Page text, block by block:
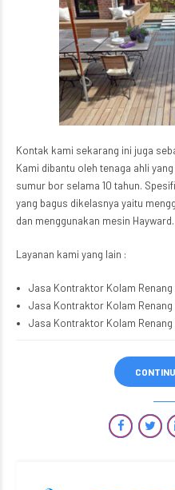
Kontak kami sekarang ini juga
Kami dibantu oleh tenaga ahli
sumur bor selama 10 tahun.
yang bagus dikelasnya yaitu
dan menggunakan mesin Hayward.
Layanan kami yang lain :
Jasa Kontraktor Kolam
Jasa Kontraktor Kolam
Jasa Kontraktor Kolam